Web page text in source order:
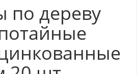
по дереву